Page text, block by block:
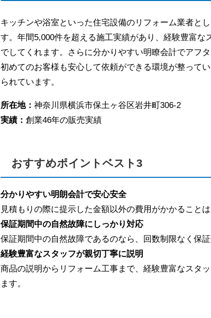
キッチンや浴室といった住宅設備のリフォーム業者と
す。年間5,000件を超える施工実績があり、経験豊富な
でしてくれます。さらに分かりやすい明瞭会計でアフ
初めてのお客様も安心して依頼ができる環境が整って
られています。
所在地： 神奈川県横浜市保土ヶ谷区岩井町306-2
実績： 創業46年の販売実績
おすすめポイントベスト3
分かりやすい明朗会計で安心安全
見積もりの際に提示した金額以外の費用がかかることは
保証期間中の自然故障にしっかり対応
保証期間中の自然故障であるのなら、回数制限なく保
経験豊富なスタッフが親切丁寧に説明
商品の説明からリフォーム工事まで、経験豊富なスタ
ます。